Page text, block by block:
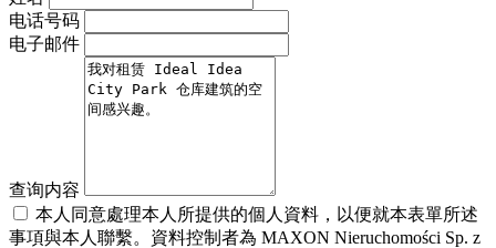
电话号码
电子邮件
查询内容
本人同意處理本人所提供的個人資料，以便就本表單所述
事項與本人聯繫。資料控制者為 MAXON Nieruchomości Sp. z